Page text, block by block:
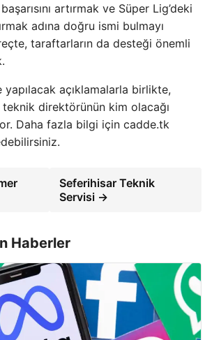
artırmak ve Süper Lig’deki
adına doğru ismi bulmayı
taraftarların da desteği önemli
açıklamalarla birlikte,
teknik direktörünün kim olacağı
Daha fazla bilgi için cadde.tk
Seferihisar Teknik
Servisi →
Haberler